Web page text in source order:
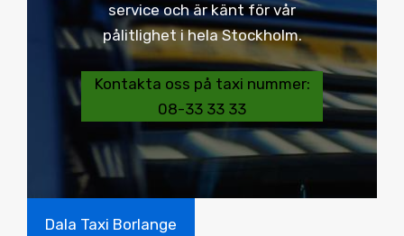
service och är känt för vår
pålitlighet i hela Stockholm.
Kontakta oss på taxi nummer:
08-33 33 33
Dala Taxi Borlange